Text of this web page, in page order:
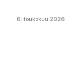
6. toukokuu 2026